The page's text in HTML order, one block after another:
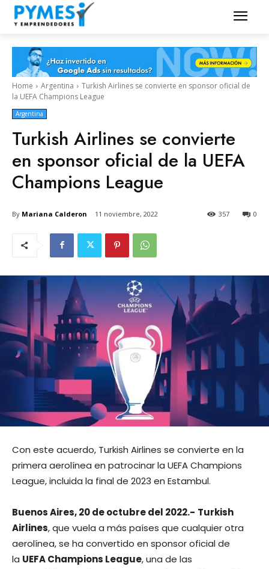
Home Argentina
Turkish Airlines se convierte en sponsor oficial de
la UEFA Champions League
Argentina
Turkish Airlines se convierte
en sponsor oficial de la UEFA
Champions League
By Mariana Calderon 11 noviembre, 2022 0
357
Con este acuerdo, Turkish Airlines se convierte en la
primera aerolínea en patrocinar la UEFA Champions
League, incluida la final de 2023 en Estambul.
Buenos Aires, 20 de octubre del 2022.- Turkish
Airlines, que vuela a más países que cualquier otra
aerolínea, se ha convertido en sponsor oficial de
la UEFA Champions League, una de las